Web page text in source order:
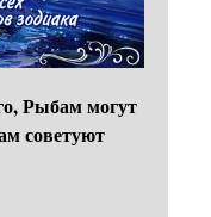
Рыбам могут
советуют